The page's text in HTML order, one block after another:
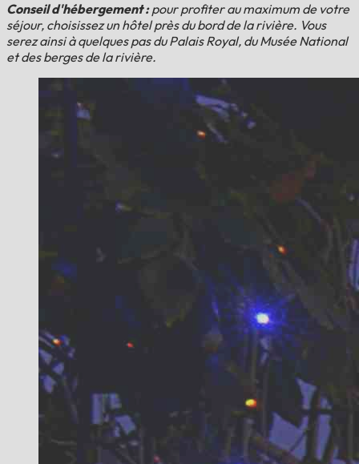
Conseil d'hébergement : pour profiter au maximum de votre
séjour, choisissez un hôtel près du bord de la rivière. Vous
serez ainsi à quelques pas du Palais Royal, du Musée National
et des berges de la rivière.